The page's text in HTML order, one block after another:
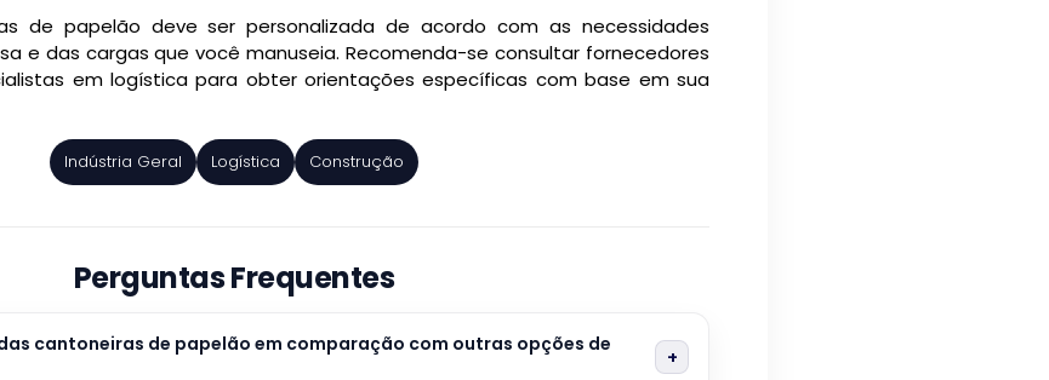
de papelão deve ser personalizada de acordo com as necessidades
e das cargas que você manuseia. Recomenda-se consultar fornecedores
em logística para obter orientações específicas com base em sua
Indústria Geral Logística Construção
Perguntas Frequentes
cantoneiras de papelão em comparação com outras opções de